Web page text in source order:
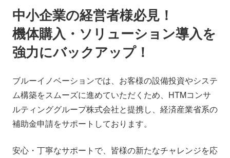
会社情報 ニュース
採用情報 資料ダウンロード
IR情報 English
中小企業の経営者様必見！
機体購入・ソリューション導入を
強力にバックアップ！
ブルーイノベーションでは、お客様の設備投資やシステ
ム構築をスムーズに進めていただくため、HTMコンサ
ルティンググループ株式会社と提携し、経済産業省系の
補助金申請をサポートしております。
安心・丁寧なサポートで、皆様の新たなチャレンジを応